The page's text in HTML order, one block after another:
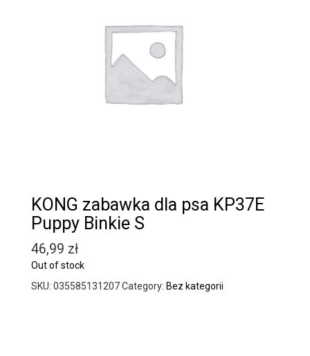
KONG zabawka dla psa KP37E
Puppy Binkie S
46,99 zł
Out of stock
SKU: 035585131207Category: Bez kategorii